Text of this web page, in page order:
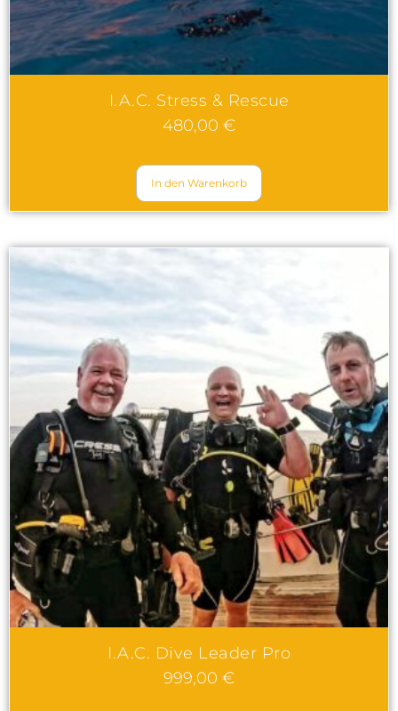
I.A.C. Stress & Rescue
480,00 €
In den Warenkorb
I.A.C. Dive Leader Pro
999,00 €